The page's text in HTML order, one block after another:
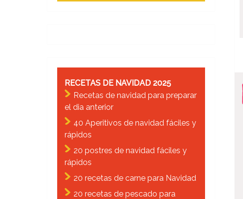
RECETAS DE NAVIDAD 2025
Recetas de navidad para preparar
el dia anterior
40 Aperitivos de navidad fáciles y
rápidos
20 postres de navidad fáciles y
rápidos
20 recetas de carne para Navidad
20 recetas de pescado para